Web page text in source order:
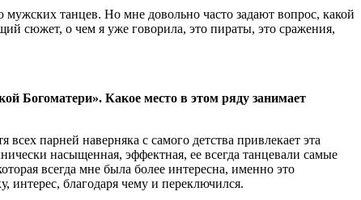
танцев. Но мне довольно часто задают вопрос, какой
сюжет, о чем я уже говорила, это пираты, это сражения,
Богоматери». Какое место в этом ряду занимает
парней наверняка с самого детства привлекает эта
насыщенная, эффектная, ее всегда танцевали самые
всегда мне была более интересна, именно это
интерес, благодаря чему и переключился.